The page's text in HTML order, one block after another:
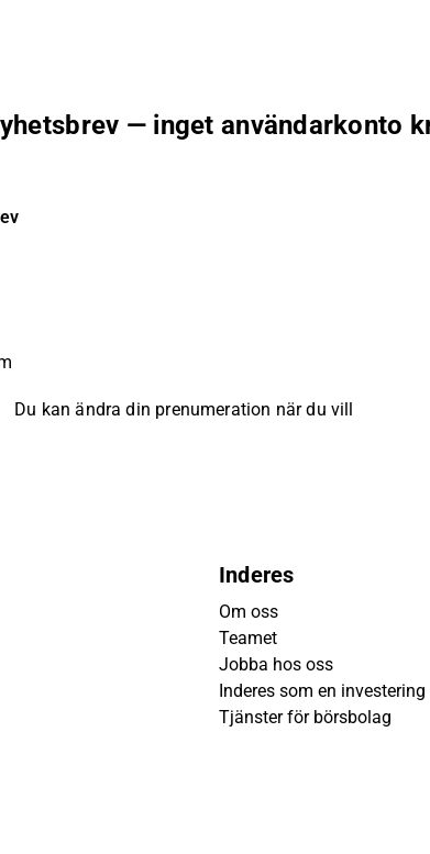
— inget användarkonto
Du kan ändra din prenumeration när du vill
Inderes
Om oss
Teamet
Jobba hos oss
Inderes som en investering
Tjänster för börsbolag